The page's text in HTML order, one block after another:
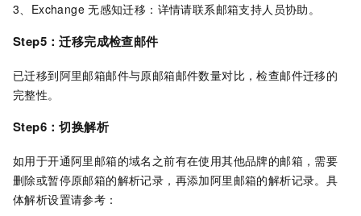
3、Exchange 无感知迁移：详情请联系邮箱支持人员协助。
Step5：迁移完成检查邮件
已迁移到阿里邮箱邮件与原邮箱邮件数量对比，检查邮件迁移的
完整性。
Step6：切换解析
如用于开通阿里邮箱的域名之前有在使用其他品牌的邮箱，需要
删除或暂停原邮箱的解析记录，再添加阿里邮箱的解析记录。具
体解析设置请参考：